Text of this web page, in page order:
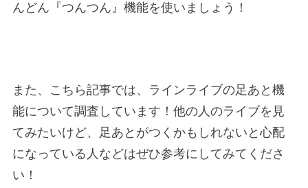
んどん『つんつん』機能を使いましょう！
また、こちら記事では、ラインライブの足あと機
能について調査しています！他の人のライブを見
てみたいけど、足あとがつくかもしれないと心配
になっている人などはぜひ参考にしてみてくださ
い！